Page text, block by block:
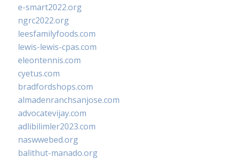
e-smart2022.org
ngrc2022.org
leesfamilyfoods.com
lewis-lewis-cpas.com
eleontennis.com
cyetus.com
bradfordshops.com
almadenranchsanjose.com
advocatevijay.com
adlibilimler2023.com
naswwebed.org
balithut-manado.org